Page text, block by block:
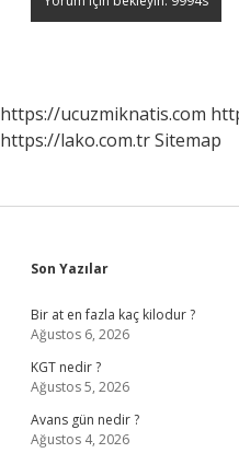
https://ucuzmiknatis.com
https://lako.com.trSitemap
Sidebar
Son Yazılar
Bir at en fazla kaç kilodur ?
Ağustos 6, 2026
KGT nedir ?
Ağustos 5, 2026
Avans gün nedir ?
Ağustos 4, 2026